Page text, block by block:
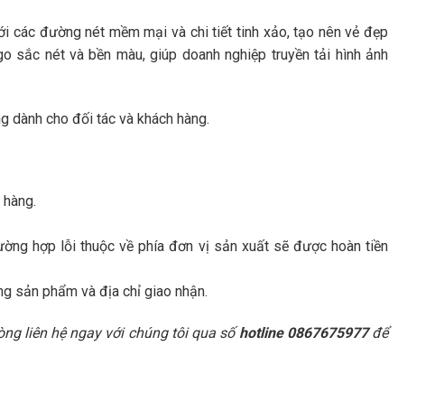
các đường nét mềm mại và chi tiết tinh xảo, tạo nên vẻ đẹp
nét và bền màu, giúp doanh nghiệp truyền tải hình ảnh
dành cho đối tác và khách hàng.
hợp lỗi thuộc về phía đơn vị sản xuất sẽ được hoàn tiền
sản phẩm và địa chỉ giao nhận.
liên hệ ngay với chúng tôi qua sốhotline 0867675977để